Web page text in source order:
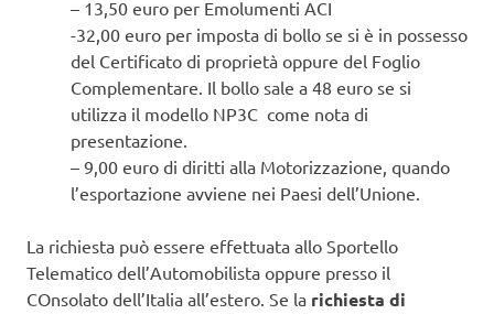
– 13,50 euro per Emolumenti ACI
-32,00 euro per imposta di bollo se si è in possesso
del Certificato di proprietà oppure del Foglio
Complementare. Il bollo sale a 48 euro se si
utilizza il modello NP3C come nota di
presentazione.
– 9,00 euro di diritti alla Motorizzazione, quando
l’esportazione avviene nei Paesi dell’Unione.
La richiesta può essere effettuata allo Sportello
Telematico dell’Automobilista oppure presso il
COnsolato dell’Italia all’estero. Se la richiesta di